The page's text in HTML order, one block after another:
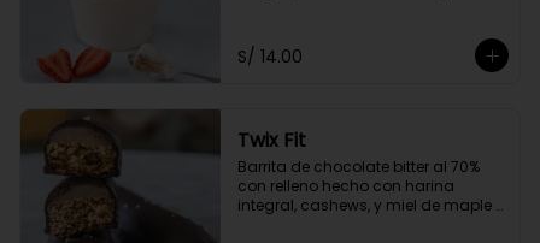
S/ 14.00
Twix Fit
Barrita de chocolate bitter al 70%
con relleno hecho con harina
integral, cashews, y miel de maple